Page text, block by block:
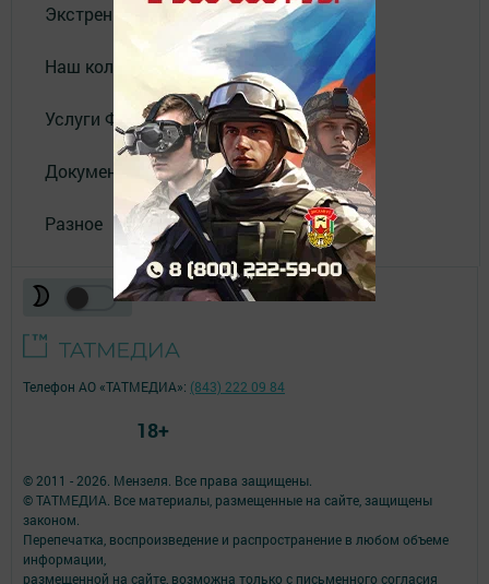
Экстренные службы
Наш коллектив
Услуги Филиала АО "ТАТМЕДИА"
Документы
Разное
© 2011 - 2026. Мензеля. Все права защищены.
© ТАТМЕДИА. Все материалы, размещенные на сайте, защищены
законом.
Перепечатка, воспроизведение и распространение в любом объеме
информации,
размещенной на сайте, возможна только с письменного согласия
Телефон АО «ТАТМЕДИА»: (843) 222 09 84
18+